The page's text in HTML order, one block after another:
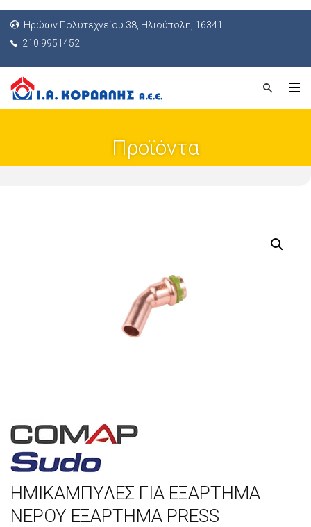
Ηρώων Πολυτεχνείου 38, Ηλιούπολη, 16341
210 9951452
Προϊόντα
ΗΜΙΚΑΜΠΥΛΕΣ ΓΙΑ ΕΞΑΡΤΗΜΑ
ΝΕΡΟΥ ΕΞΑΡΤΗΜΑ PRESS